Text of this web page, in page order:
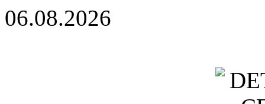
06.08.2026